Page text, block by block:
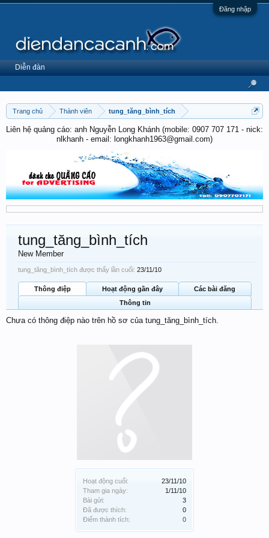
Đăng nhập
Trang chủ Thành viên tung_tăng_bình_tích
Liên hệ quảng cáo: anh Nguyễn Long Khánh (mobile: 0907 707 171 - nick:
nlkhanh - email: longkhanh1963@gmail.com)
Hoạt động cuối:
23/11/10
Tham gia ngày:
1/11/10
Bài gửi:
3
Đã được thích:
0
Điểm thành tích:
0
tung_tăng_bình_tích
New Member
tung_tăng_bình_tích được thấy lần cuối: 23/11/10
Thông điệp Hoạt động gần đây
Các bài đăng
Thông tin
Chưa có thông điệp nào trên hồ sơ của tung_tăng_bình_tích.
Diễn đàn